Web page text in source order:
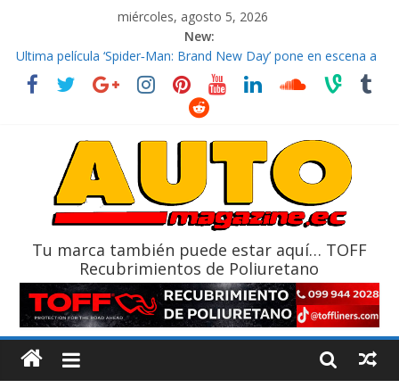
miércoles, agosto 5, 2026
New:
El costo de tener un vehículo gana protagonismo a la hora de
decidir
Ultima película ‘Spider‑Man: Brand New Day’ pone en escena a
La Vuelta al Ecuador 2026, edición 47ª, recorre 7 provincias en 8
La FEDAK recibe 12 Sinotruk Bolden para cubrir las rutas de La
Tu marca también puede estar aquí… TOFF
Recubrimientos de Poliuretano